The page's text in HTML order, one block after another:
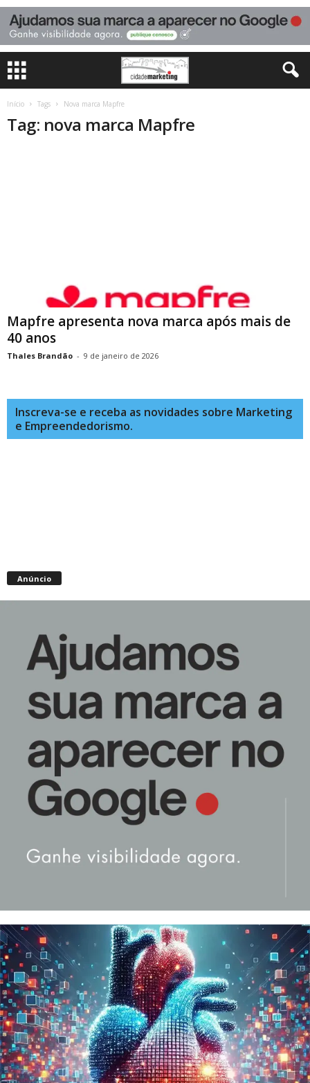
Início Tags Nova marca Mapfre
Tag: nova marca Mapfre
Mapfre apresenta nova marca após mais de
40 anos
Thales Brandão - 9 de janeiro de 2026
Inscreva-se e receba as novidades sobre Marketing
e Empreendedorismo.
Anúncio